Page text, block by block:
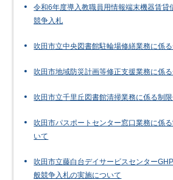
令和6年度導入教職員用情報端末機器賃貸
競争入札
吹田市立中央図書館駐輪場修繕業務に係
吹田市地域防災計画等修正支援業務に係
吹田市立千里丘図書館清掃業務に係る制
吹田市パスポートセンター窓口業務に係
いて
吹田市立藤白台デイサービスセンター
般競争入札の実施について